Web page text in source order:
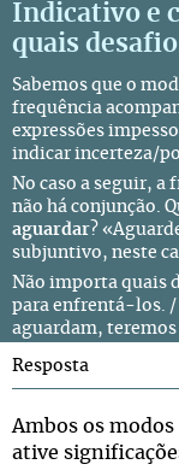
Indicativo e
quais
Sabemos que o
frequência
expressões
indicar incerteza/
No caso a seguir,
não há conjunção.
aguardar?
subjuntivo, neste
Não importa quais
para enfrentá-los. /
aguardam,
Resposta
Ambos os modos
ative